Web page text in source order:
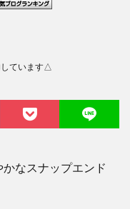
ています△
なスナップエンド